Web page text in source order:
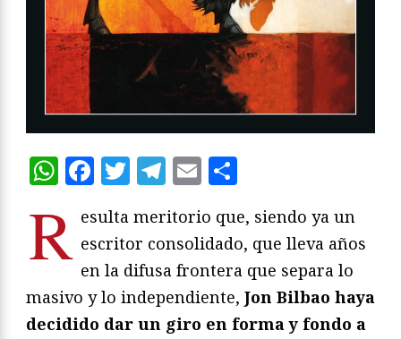
WhatsApp
Facebook
Twitter
Telegram
Email
R esulta meritorio que, siendo ya un
escritor consolidado, que lleva años
en la difusa frontera que separa lo
masivo y lo independiente, Jon Bilbao haya
decidido dar un giro en forma y fondo a